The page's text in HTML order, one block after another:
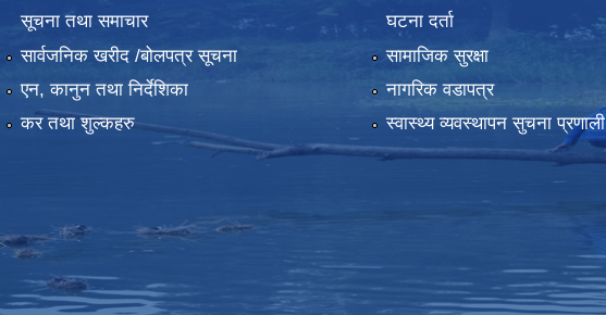
सूचना तथा समाचार
सार्वजनिक खरीद /बोलपत्र सूचना
एन, कानुन तथा निर्देशिका
कर तथा शुल्कहरु
घटना दर्ता
सामाजिक सुरक्षा
नागरिक वडापत्र
स्वास्थ्य व्यवस्थापन सुचना प्रणाली